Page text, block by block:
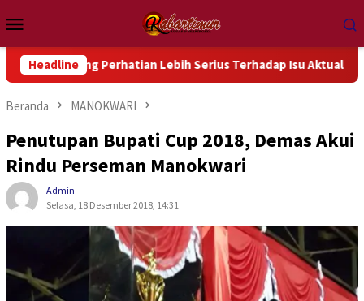
ke
kontenMobile
HeadlineLebih Serius Terhadap Isu Aktual Papua
Beranda MANOKWARI
Penutupan Bupati Cup 2018, Demas Akui
Rindu Perseman Manokwari
Admin
Selasa, 18 Desember 2018, 14:31